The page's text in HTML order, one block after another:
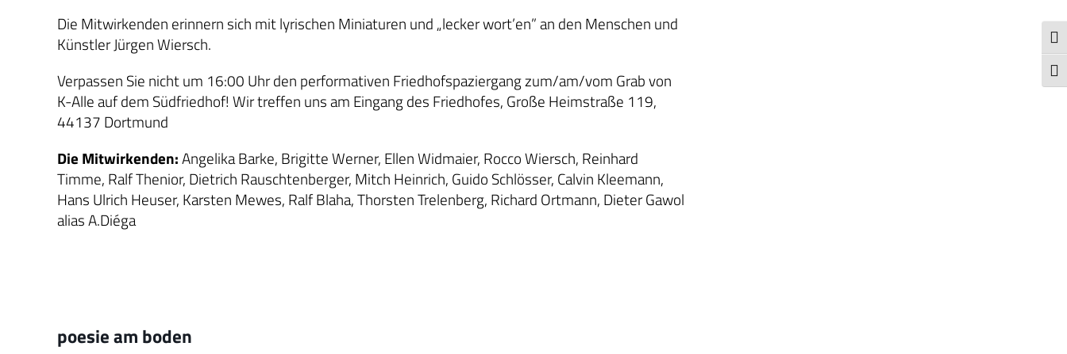
Die Mitwirkenden erinnern sich mit lyrischen Miniaturen und „lecker wort’en” an den Menschen und
Künstler Jürgen Wiersch.
Verpassen Sie nicht um 16:00 Uhr den performativen Friedhofspaziergang zum/am/vom Grab von
K-Alle auf dem Südfriedhof! Wir treffen uns am Eingang des Friedhofes, Große Heimstraße 119,
44137 Dortmund
Die Mitwirkenden:Angelika Barke, Brigitte Werner, Ellen Widmaier, Rocco Wiersch, Reinhard
Timme, Ralf Thenior, Dietrich Rauschtenberger, Mitch Heinrich, Guido Schlösser, Calvin Kleemann,
Hans Ulrich Heuser, Karsten Mewes, Ralf Blaha, Thorsten Trelenberg, Richard Ortmann, Dieter Gawol
alias A.Diéga
poesie am boden